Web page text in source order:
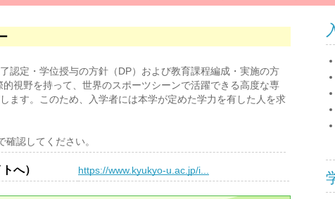
認定・学位授与の方針（DP）および教育課程編成・実施の方
視野を持って、世界のスポーツシーンで活躍できる高度な専
ます。このため、入学者には本学が定めた学力を有した人を求
認してください。
へ） https://www.kyukyo-u.ac.jp/i...